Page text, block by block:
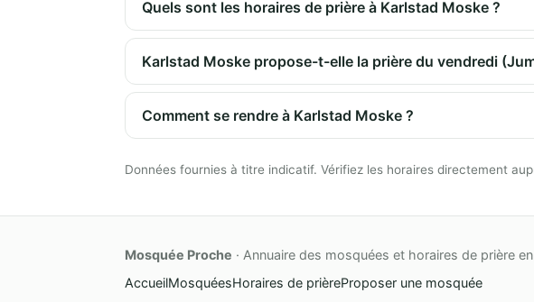
Quels sont les horaires de prière à Karlstad Moske ?
Karlstad Moske propose-t-elle la prière du vendredi
Comment se rendre à Karlstad Moske ?
Données fournies à titre indicatif. Vérifiez les horaires directement
Mosquée Proche · Annuaire des mosquées et horaires de prière
AccueilMosquéesHoraires de prièreProposer une mosquée